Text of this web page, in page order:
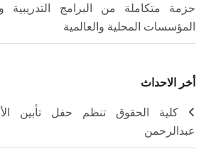
حزمة متكاملة من البرامج
المؤسسات المحلية والعالمية
أخر الاحداث
كلية الحقوق تنظم حفل تأبين
عبدالرحمن